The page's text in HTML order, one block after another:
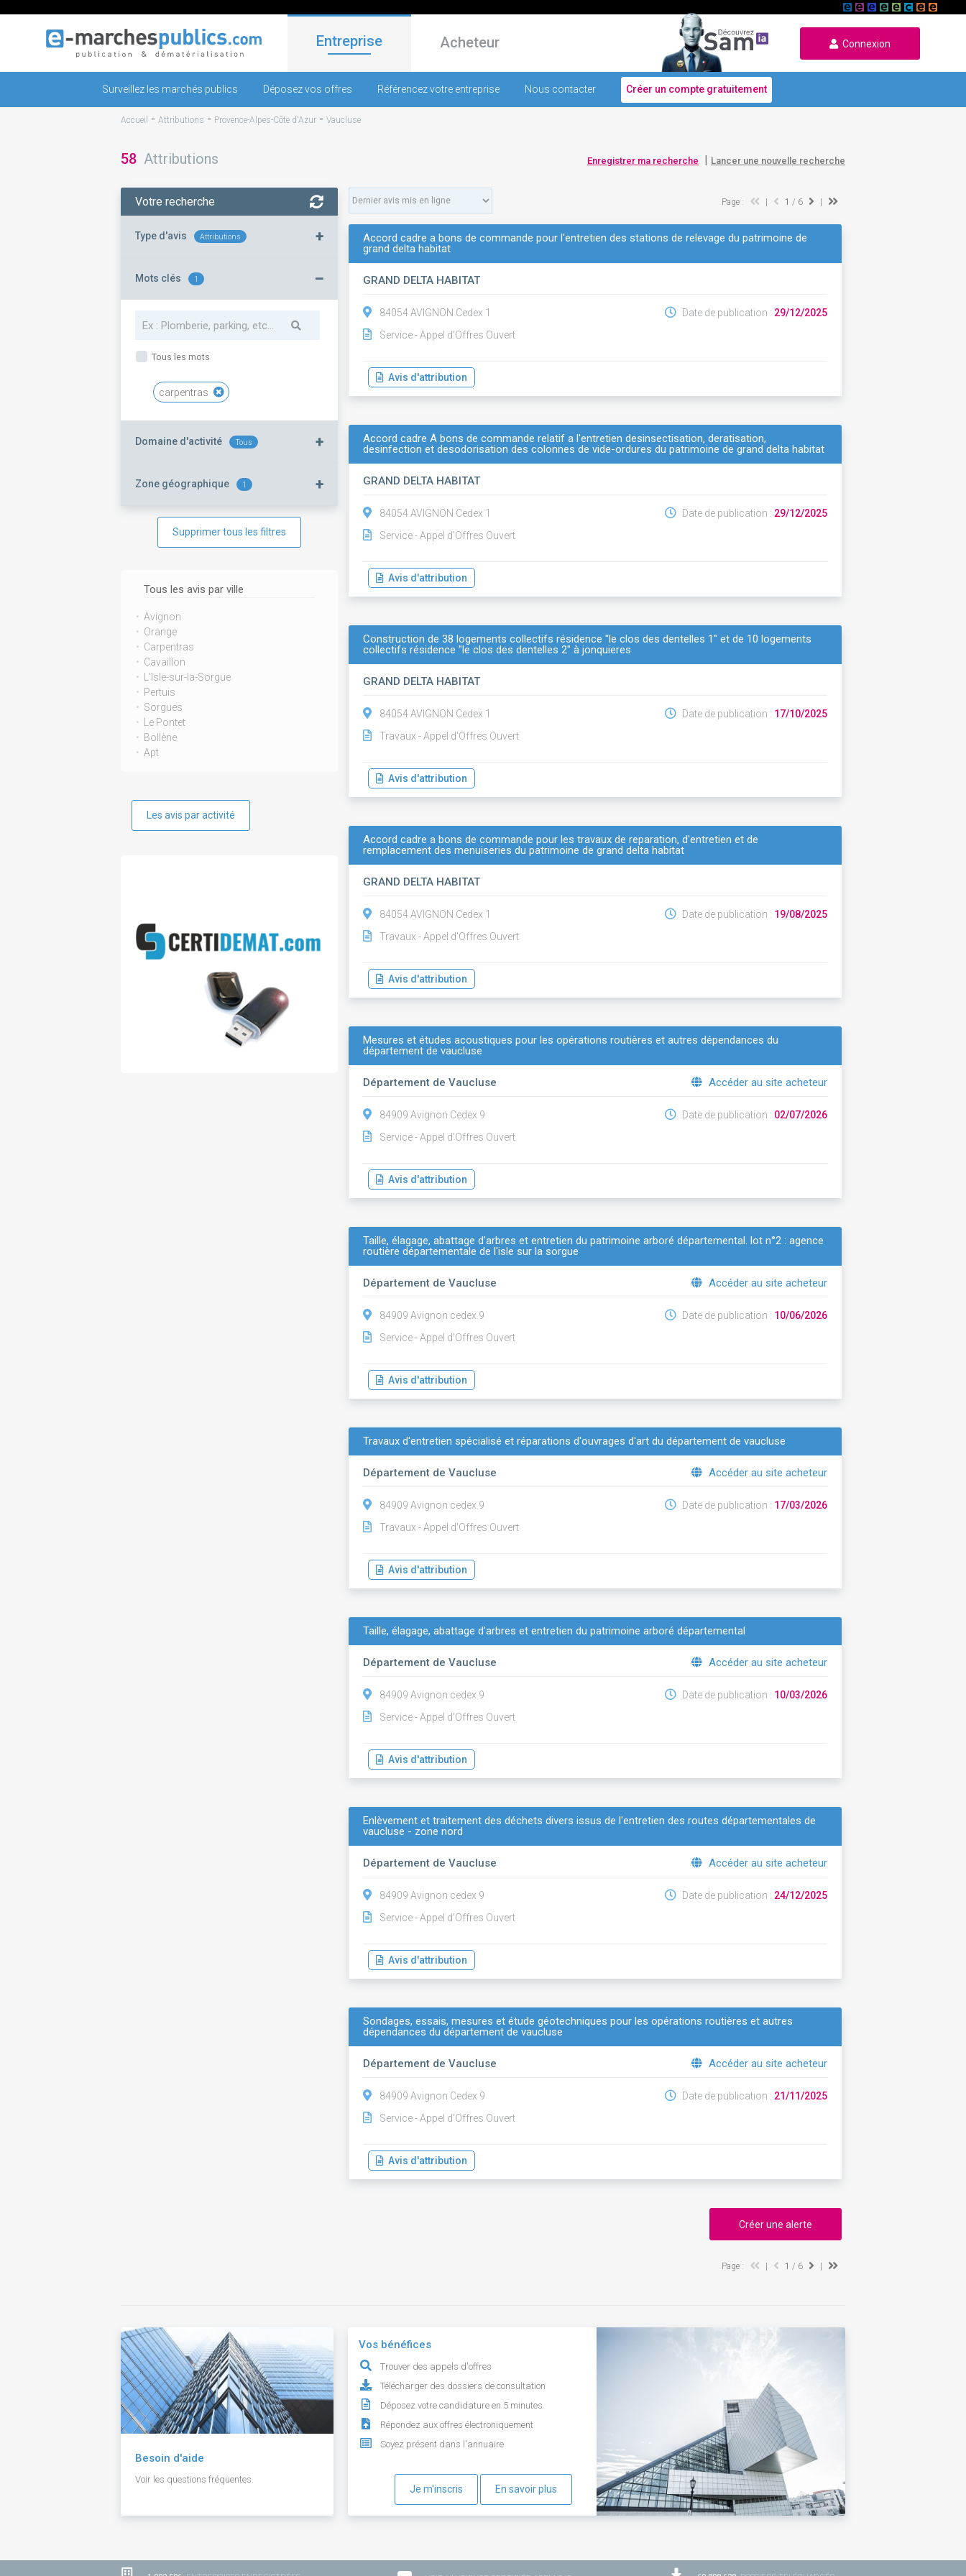
Entreprise Acheteur Connexion
Surveillez les marchés publics Déposez vos offres Référencez votre entreprise Nous contacter Créer un compte gratuitement
Accueil - Attributions - Provence-Alpes-Côte d'Azur - Vaucluse
58 Attributions Enregistrer ma recherche | Lancer une nouvelle recherche
Votre recherche
Type d'avis Attributions +
Mots clés 1 –
Tous les mots
carpentras
Domaine d'activité Tous +
Zone géographique 1 +
Supprimer tous les filtres
Tous les avis par ville
Avignon
Orange
Carpentras
Cavaillon
L'Isle-sur-la-Sorgue
Pertuis
Sorgues
Le Pontet
Bollène
Apt
Les avis par activité
Page : 1 / 6
Accord cadre a bons de commande pour l'entretien des stations de relevage du patrimoine de
grand delta habitat
GRAND DELTA HABITAT
84054 AVIGNON Cedex 1
Service - Appel d'Offres Ouvert
Date de publication : 29/12/2025
Avis d'attribution
Accord cadre À bons de commande relatif a l'entretien desinsectisation, deratisation,
desinfection et desodorisation des colonnes de vide-ordures du patrimoine de grand delta habitat
GRAND DELTA HABITAT
84054 AVIGNON Cedex 1
Service - Appel d'Offres Ouvert
Date de publication : 29/12/2025
Avis d'attribution
Construction de 38 logements collectifs résidence "le clos des dentelles 1" et de 10 logements
collectifs résidence "le clos des dentelles 2" à jonquieres
GRAND DELTA HABITAT
84054 AVIGNON Cedex 1
Travaux - Appel d'Offres Ouvert
Date de publication : 17/10/2025
Avis d'attribution
Accord cadre a bons de commande pour les travaux de reparation, d'entretien et de
remplacement des menuiseries du patrimoine de grand delta habitat
GRAND DELTA HABITAT
84054 AVIGNON Cedex 1
Travaux - Appel d'Offres Ouvert
Date de publication : 19/08/2025
Avis d'attribution
Mesures et études acoustiques pour les opérations routières et autres dépendances du
département de vaucluse
Département de Vaucluse Accéder au site acheteur
84909 Avignon Cedex 9
Service - Appel d'Offres Ouvert
Date de publication : 02/07/2026
Avis d'attribution
Taille, élagage, abattage d'arbres et entretien du patrimoine arboré départemental. lot n°2 : agence
routière départementale de l'isle sur la sorgue
Département de Vaucluse Accéder au site acheteur
84909 Avignon cedex 9
Service - Appel d'Offres Ouvert
Date de publication : 10/06/2026
Avis d'attribution
Travaux d'entretien spécialisé et réparations d'ouvrages d'art du département de vaucluse
Département de Vaucluse Accéder au site acheteur
84909 Avignon cedex 9
Travaux - Appel d'Offres Ouvert
Date de publication : 17/03/2026
Avis d'attribution
Taille, élagage, abattage d'arbres et entretien du patrimoine arboré départemental
Département de Vaucluse Accéder au site acheteur
84909 Avignon cedex 9
Service - Appel d'Offres Ouvert
Date de publication : 10/03/2026
Avis d'attribution
Enlèvement et traitement des déchets divers issus de l'entretien des routes départementales de
vaucluse - zone nord
Département de Vaucluse Accéder au site acheteur
84909 Avignon cedex 9
Service - Appel d'Offres Ouvert
Date de publication : 24/12/2025
Avis d'attribution
Sondages, essais, mesures et étude géotechniques pour les opérations routières et autres
dépendances du département de vaucluse
Département de Vaucluse Accéder au site acheteur
84909 Avignon Cedex 9
Service - Appel d'Offres Ouvert
Date de publication : 21/11/2025
Avis d'attribution
Créer une alerte
Page : 1 / 6
Besoin d'aide
Voir les questions fréquentes.
Vos bénéfices
Trouver des appels d'offres
Télécharger des dossiers de consultation
Déposez votre candidature en 5 minutes
Répondez aux offres électroniquement
Soyez présent dans l'annuaire
Je m'inscris En savoir plus